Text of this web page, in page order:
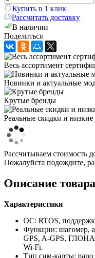
Купить в 1 клик
Рассчитать доставку
В наличии
Поделиться
Весь ассортимент
Новинки и актуальные
Крутые бренды
Реальные скидки и
Рассчитываем стоимость
Пожалуйста подождите,
Описание товара
Характеристики
ОС: RTOS,
Функции: шагомер,
GPS, A-GPS,
Wi-Fi.
Тип сим-карты: nano